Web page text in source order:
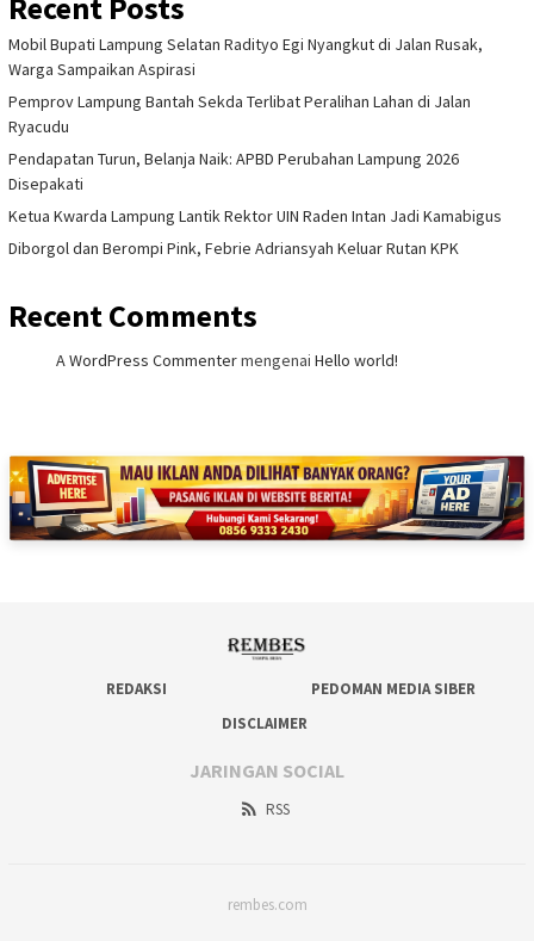
Recent Posts
Mobil Bupati Lampung Selatan Radityo Egi Nyangkut di Jalan Rusak,
Warga Sampaikan Aspirasi
Pemprov Lampung Bantah Sekda Terlibat Peralihan Lahan di Jalan
Ryacudu
Pendapatan Turun, Belanja Naik: APBD Perubahan Lampung 2026
Disepakati
Ketua Kwarda Lampung Lantik Rektor UIN Raden Intan Jadi Kamabigus
Diborgol dan Berompi Pink, Febrie Adriansyah Keluar Rutan KPK
Recent Comments
A WordPress Commentermengenai Hello world!
REDAKSI
PEDOMAN MEDIA SIBER
DISCLAIMER
JARINGAN SOCIAL
RSS
rembes.com